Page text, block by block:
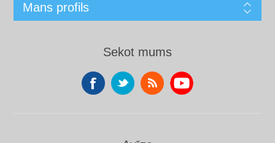
Mans profils
Sekot mums